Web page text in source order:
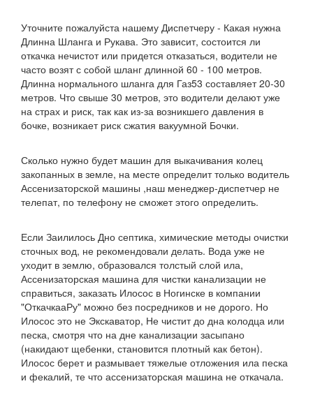
Уточните пожалуйста нашему Диспетчеру - Какая нужна
Длинна Шланга и Рукава. Это зависит, состоится ли
откачка нечистот или придется отказаться, водители не
часто возят с собой шланг длинной 60 - 100 метров.
Длинна нормального шланга для Газ53 составляет 20-30
метров. Что свыше 30 метров, это водители делают уже
на страх и риск, так как из-за возникшего давления в
бочке, возникает риск сжатия вакуумной Бочки.
Сколько нужно будет машин для выкачивания колец
закопанных в земле, на месте определит только водитель
Ассенизаторской машины ,наш менеджер-диспетчер не
телепат, по телефону не сможет этого определить.
Если Заилилось Дно септика, химические методы очистки
сточных вод, не рекомендовали делать. Вода уже не
уходит в землю, образовался толстый слой ила,
Ассенизаторская машина для чистки канализации не
справиться, заказать Илосос в Ногинске в компании
"ОткачкааРу" можно без посредников и не дорого. Но
Илосос это не Экскаватор, Не чистит до дна колодца или
песка, смотря что на дне канализации засыпано
(накидают щебенки, становится плотный как бетон).
Илосос берет и размывает тяжелые отложения ила песка
и фекалий, те что ассенизаторская машина не откачала.